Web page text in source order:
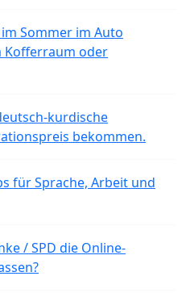
Sommer im Auto
Kofferraum oder
kurdische
bekommen.
für Sprache, Arbeit und
/ SPD die Online-